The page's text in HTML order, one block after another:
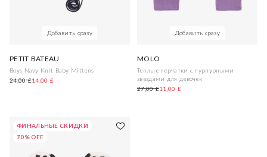
Добавить сразу
PETIT BATEAU
Boys Navy Knit Baby Mittens
24,00 £14,00 £
Добавить сразу
MOLO
Теплые перчатки с пурпурными
звездами для девочек
27,00 £11,00 £
ФИНАЛЬНЫЕ СКИДКИ
70% OFF